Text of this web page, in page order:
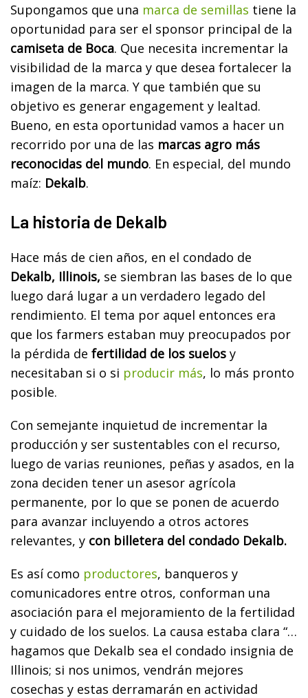
Supongamos que una marca de semillas tiene la
oportunidad para ser el sponsor principal de la
camiseta de Boca. Que necesita incrementar la
visibilidad de la marca y que desea fortalecer la
imagen de la marca. Y que también que su
objetivo es generar engagement y lealtad.
Bueno, en esta oportunidad vamos a hacer un
recorrido por una de las marcas agro más
reconocidas del mundo. En especial, del mundo
maíz: Dekalb.
La historia de Dekalb
Hace más de cien años, en el condado de
Dekalb, Illinois, se siembran las bases de lo que
luego dará lugar a un verdadero legado del
rendimiento. El tema por aquel entonces era
que los farmers estaban muy preocupados por
la pérdida de fertilidad de los suelos y
necesitaban si o si producir más, lo más pronto
posible.
Con semejante inquietud de incrementar la
producción y ser sustentables con el recurso,
luego de varias reuniones, peñas y asados, en la
zona deciden tener un asesor agrícola
permanente, por lo que se ponen de acuerdo
para avanzar incluyendo a otros actores
relevantes, y con billetera del condado Dekalb.
Es así como productores, banqueros y
comunicadores entre otros, conforman una
asociación para el mejoramiento de la fertilidad
y cuidado de los suelos. La causa estaba clara “…
hagamos que Dekalb sea el condado insignia de
Illinois; si nos unimos, vendrán mejores
cosechas y estas derramarán en actividad